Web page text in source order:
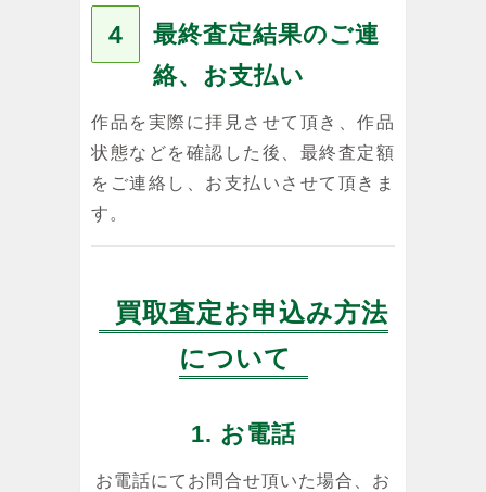
４
最終査定結果のご連
絡、お支払い
作品を実際に拝見させて頂き、作品
状態などを確認した後、最終査定額
をご連絡し、お支払いさせて頂きま
す。
買取査定お申込み方法
について
1. お電話
お電話にてお問合せ頂いた場合、お